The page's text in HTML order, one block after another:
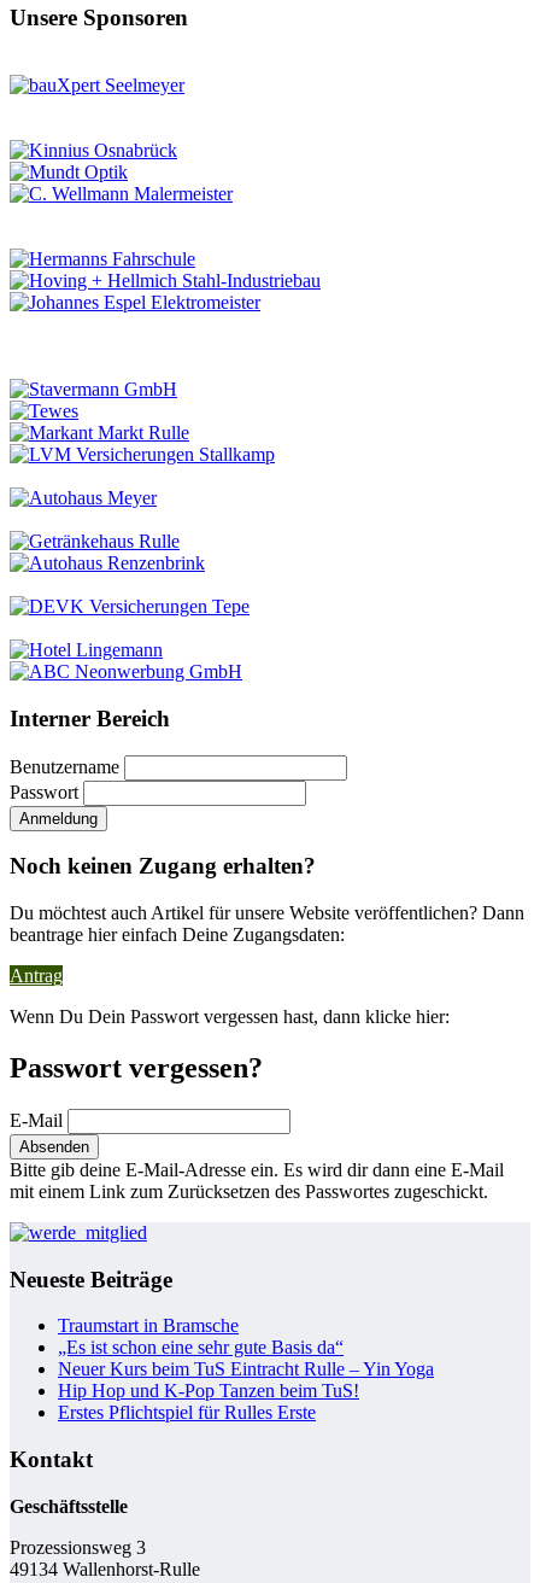
Unsere Sponsoren
Interner Bereich
Benutzername
Passwort
Noch keinen Zugang erhalten?
Du möchtest auch Artikel für unsere Website veröffentlichen? Dann
beantrage hier einfach Deine Zugangsdaten:
Antrag
Wenn Du Dein Passwort vergessen hast, dann klicke hier:
Passwort vergessen?
E-Mail
Bitte gib deine E-Mail-Adresse ein. Es wird dir dann eine E-Mail
mit einem Link zum Zurücksetzen des Passwortes zugeschickt.
Neueste Beiträge
Traumstart in Bramsche
„Es ist schon eine sehr gute Basis da“
Neuer Kurs beim TuS Eintracht Rulle – Yin Yoga
Hip Hop und K-Pop Tanzen beim TuS!
Erstes Pflichtspiel für Rulles Erste
Kontakt
Geschäftsstelle
Prozessionsweg 3
49134 Wallenhorst-Rulle